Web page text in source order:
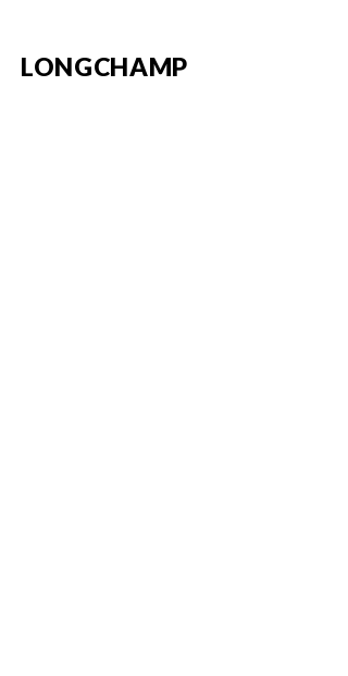
LONGCHAMP